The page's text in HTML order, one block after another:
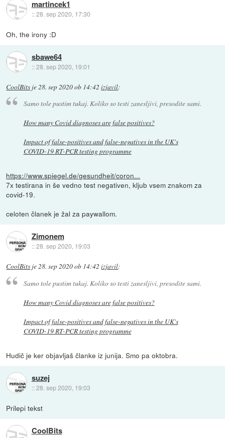
martincek1
::28. sep 2020, 17:30
Oh, the irony :D
sbawe64
::28. sep 2020, 19:01
CoolBits je 28. sep 2020 ob 14:42 izjavil:
Samo tole pustim tukaj. Koliko so testi zanesljivi, presodite sami.
How many Covid diagnoses are false positives?
Impact of false-positives and false-negatives in the UK's
COVID-19 RT-PCR testing programme
https://www.spiegel.de/gesundheit/coron...
7x testirana in še vedno test negativen, kljub vsem znakom za
covid-19.
celoten članek je žal za paywallom.
Zimonem
::28. sep 2020, 19:03
CoolBits je28. sep 2020 ob 14:42 izjavil:
Samo tole pustim tukaj. Koliko so testi zanesljivi, presodite sami.
How many Covid diagnoses are false positives?
Impact of false-positives and false-negatives in the UK's
COVID-19 RT-PCR testing programme
Hudič je ker objavljaš članke iz junija. Smo pa oktobra.
suzej
::28. sep 2020, 19:03
Prilepi tekst
CoolBits